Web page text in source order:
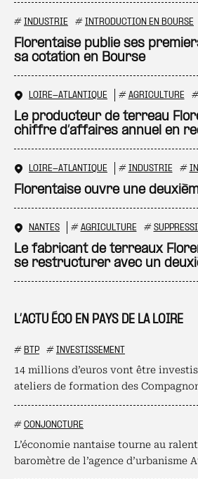
L’ACTU ÉCO EN PAYS DE LA LOIRE
# BTP # INVESTISSEMENT
14 millions d’euros vont être
ateliers de formation des
# CONJONCTURE
L’économie nantaise tourne au
baromètre de l’agence d’urbanisme
# INDUSTRIE # INTRODUCTION EN BOURSE
Florentaise publie ses
sa cotation en Bourse
LOIRE-ATLANTIQUE # AGRICULTURE
Le producteur de terreau
chiffre d’affaires annuel en
LOIRE-ATLANTIQUE # INDUSTRIE #
Florentaise ouvre une
NANTES # AGRICULTURE #
Le fabricant de terreaux
se restructurer avec un